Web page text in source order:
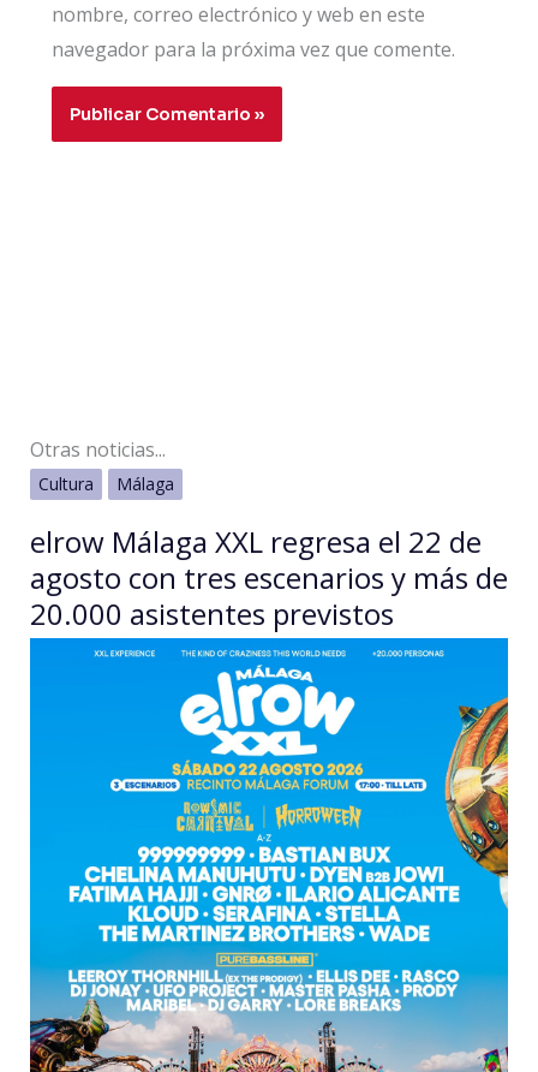
nombre, correo electrónico y web en este
navegador para la próxima vez que comente.
Otras noticias...
Cultura Málaga
elrow Málaga XXL regresa el 22 de
agosto con tres escenarios y más de
20.000 asistentes previstos